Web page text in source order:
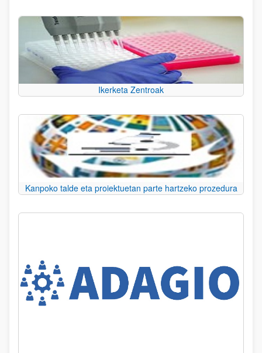
Ikerketa Zentroak
Kanpoko talde eta proiektuetan parte hartzeko prozedura